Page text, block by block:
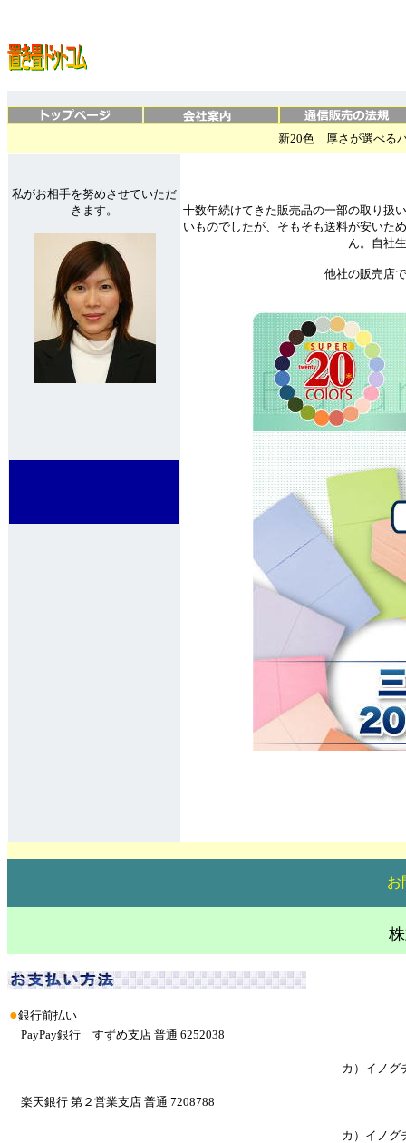
新20色 厚さが選べる
私がお相手を努めさせていただ
きます。
十数年続けてきた販売品の一部の取り扱
いものでしたが、そもそも送料が安いた
ん。自社
他社の販売店
お
●銀行前払い
PayPay銀行 すずめ支店 普通 6252038
カ）イノグ
楽天銀行 第２営業支店 普通 7208788
カ）イノグ